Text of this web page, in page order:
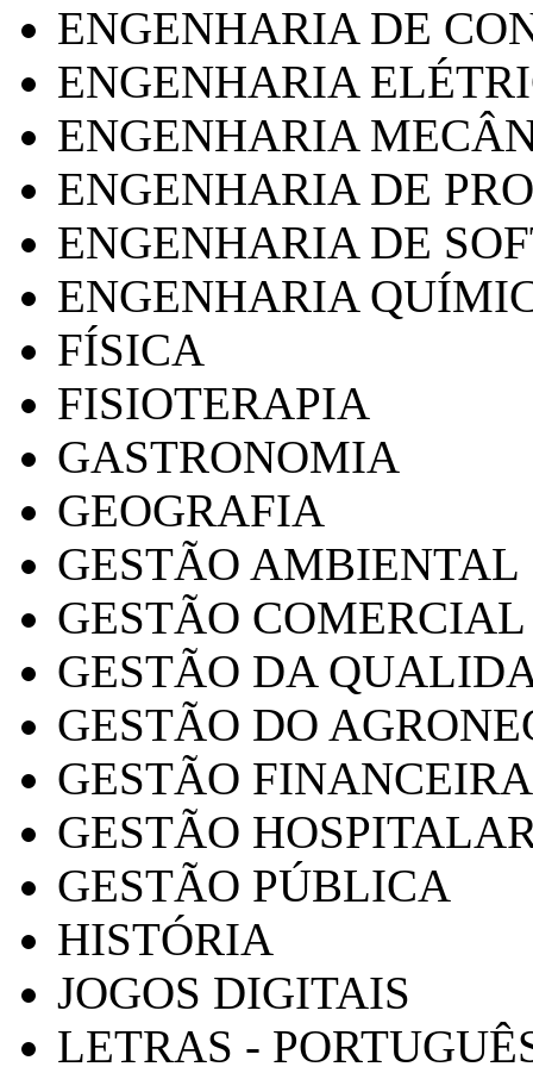
ENGENHARIA DE
ENGENHARIA
ENGENHARIA
ENGENHARIA DE
ENGENHARIA DE
ENGENHARIA
FÍSICA
FISIOTERAPIA
GASTRONOMIA
GEOGRAFIA
GESTÃO AMBIENTAL
GESTÃO COMERCIAL
GESTÃO DA
GESTÃO DO
GESTÃO FINANCEIRA
GESTÃO
GESTÃO PÚBLICA
HISTÓRIA
JOGOS DIGITAIS
LETRAS -